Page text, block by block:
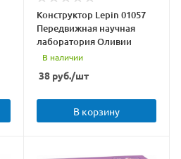
Конструктор Lepin 01057
Передвижная научная
лаборатория Оливии
В наличии
38руб./шт
В корзину